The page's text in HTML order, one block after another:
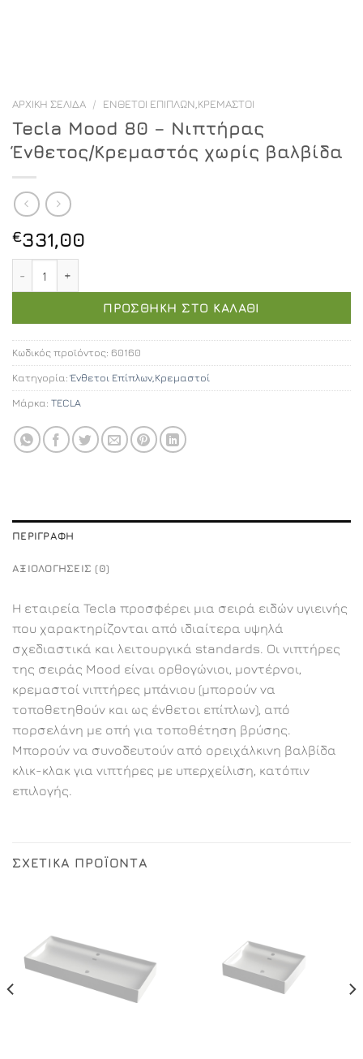
ΑΡΧΙΚΉ ΣΕΛΊΔΑ / ΈΝΘΕΤΟΙ ΕΠΊΠΛΩΝ,ΚΡΕΜΑΣΤΟΊ
Tecla Mood 80 – Νιπτήρας
Ένθετος/Κρεμαστός χωρίς βαλβίδα
€331,00
ΠΡΟΣΘΉΚΗ ΣΤΟ ΚΑΛΆΘΙ
Κωδικός προϊόντος: 60160
Κατηγορία:Ένθετοι Επίπλων,Κρεμαστοί
Μάρκα: TECLA
ΠΕΡΙΓΡΑΦΉ
ΑΞΙΟΛΟΓΉΣΕΙΣ (0)
Η εταιρεία Tecla προσφέρει μια σειρά ειδών υγιεινής
που χαρακτηρίζονται από ιδιαίτερα υψηλά
σχεδιαστικά και λειτουργικά standards. Οι νιπτήρες
της σειράς Mood είναι ορθογώνιοι, μοντέρνοι,
κρεμαστοί νιπτήρες μπάνιου (μπορούν να
τοποθετηθούν και ως ένθετοι επίπλων), από
πορσελάνη με οπή για τοποθέτηση βρύσης.
Μπορούν να συνοδευτούν από ορειχάλκινη βαλβίδα
κλικ-κλακ για νιπτήρες με υπερχείλιση, κατόπιν
επιλογής.
ΣΧΕΤΙΚΆ ΠΡΟΪΌΝΤΑ